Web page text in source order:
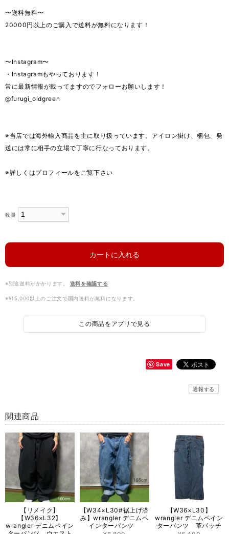
〜送料無料〜
20000円以上のご購入で送料が無料になります！
〜Instagram〜
・Instagramもやっております！
常に最新情報が載ってますのでフォローお願いします！
@furugi_oldgreen
※当店では海外輸入商品を主に取り扱っています。アイロン掛け、梱包、発
送には常に相手の立場で丁寧に行なっております。
※詳しくはプロフィールをご覧下さい
数量
カートに入れる
※別途送料がかかります。 送料を確認する
※¥15,000以上のご注文で国内送料が無料になります。
この商品をアプリで見る
Save
通報する
関連商品
【リメイク】
【W36×L32】
wrangler デニムペイン
【W34×L30#裾上げ済
み】wrangler デニムペ
インターパンツ
【W36×L30】
wrangler デニムペイン
ターパンツ 革パッチ